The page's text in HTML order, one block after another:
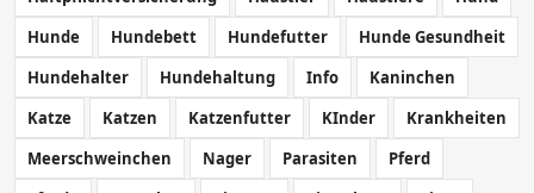
Hunde
Hundebett Hundefutter
Hunde Gesundheit
Hundehalter
Hundehaltung Info
Kaninchen
Katze
Katzen Katzenfutter KInder
Krankheiten
Meerschweinchen
Nager Parasiten
Pferd